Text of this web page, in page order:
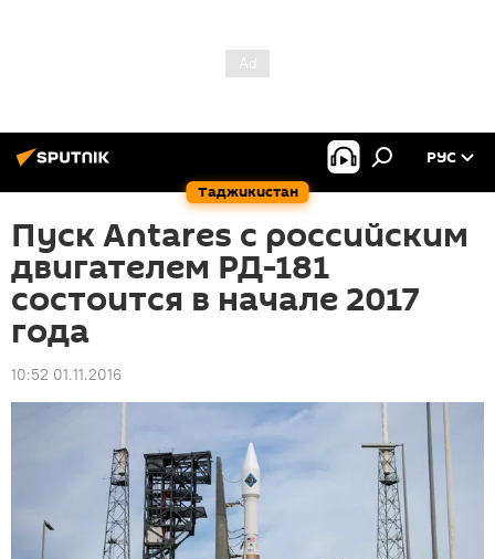
Таджикистан
РУС
Пуск Antares с российским
двигателем РД-181
состоится в начале 2017
года
10:52 01.11.2016